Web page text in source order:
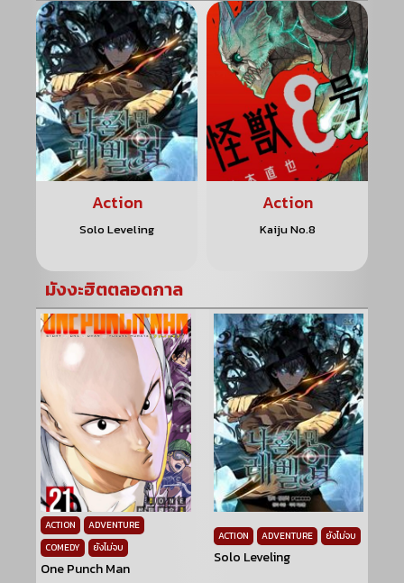
Action
Solo Leveling
Action
Kaiju No.8
มังงะฮิตตลอดกาล
ACTION
ADVENTURE
COMEDY
ยังไม่จบ
One Punch Man
ACTION ADVENTURE ยังไม่จบ
Solo Leveling